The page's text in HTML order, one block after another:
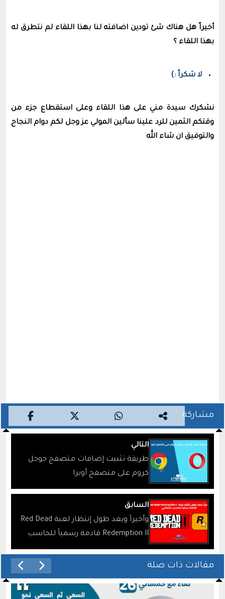
أخيراً هل هناك شئ تودين اضافته لنا بهذا اللقاء لم نتطرق له
بهذا اللقاء ؟
لا شكراً :)
نشكرك سيدة مني على هذا اللقاء وعلى استقطاع جزء من
وقتكم الثمين للرد علينا سألين المولي عز وجل لكم دوام النجاح
والتوفيق ان شاء الله
مشاركة
التالي
طريقة تثبيت إضافات متصفح جوجل
كروم على متصفح أوبرا
السابق
وأخيراً وبعد طول إنتظار لعبة Red Dead
Redemption II قادمة رسمياً للحاسب
الشخصي
مقالات ذات صلة